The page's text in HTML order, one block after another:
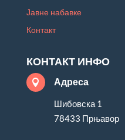
Јавне набавке
Контакт
КОНТАКТ ИНФО
 Адреса
Шибовска 1
78433 Прњавор